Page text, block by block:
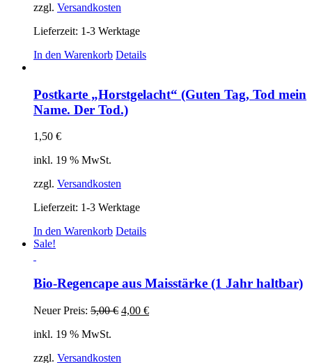
zzgl. Versandkosten
Lieferzeit: 1-3 Werktage
In den Warenkorb Details
Postkarte „Horstgelacht“ (Guten Tag, Tod mein
Name. Der Tod.)
1,50 €
inkl. 19 % MwSt.
zzgl. Versandkosten
Lieferzeit: 1-3 Werktage
In den Warenkorb Details
Sale!
Bio-Regencape aus Maisstärke (1 Jahr haltbar)
Neuer Preis: 5,00€ Ursprünglicher
4,00 €Aktueller
inkl. 19 % MwSt.
zzgl. Versandkosten